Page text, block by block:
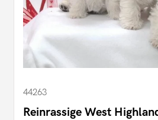
44263
Reinrassige West